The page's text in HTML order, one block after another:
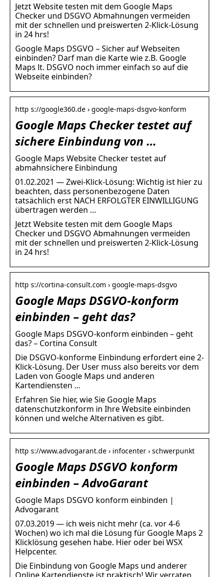
Jetzt Website testen mit dem Google Maps
Checker und DSGVO Abmahnungen vermeiden
mit der schnellen und preiswerten 2-Klick-Lösung
in 24 hrs!
Google Maps DSGVO – Sicher auf Webseiten
einbinden? Darf man die Karte wie z.B. Google
Maps lt. DSGVO noch immer einfach so auf die
Webseite einbinden?
http s://google360.de › google-maps-dsgvo-konform
Google Maps Checker testet auf
sichere Einbindung von …
Google Maps Website Checker testet auf
abmahnsichere Einbindung
01.02.2021 — Zwei-Klick-Lösung: Wichtig ist hier zu
beachten, dass personenbezogene Daten
tatsächlich erst NACH ERFOLGTER EINWILLIGUNG
übertragen werden …
Jetzt Website testen mit dem Google Maps
Checker und DSGVO Abmahnungen vermeiden
mit der schnellen und preiswerten 2-Klick-Lösung
in 24 hrs!
http s://cortina-consult.com › google-maps-dsgvo
Google Maps DSGVO-konform
einbinden – geht das?
Google Maps DSGVO-konform einbinden – geht
das? – Cortina Consult
Die DSGVO-konforme Einbindung erfordert eine 2-
Klick-Lösung. Der User muss also bereits vor dem
Laden von Google Maps und anderen
Kartendiensten …
Erfahren Sie hier, wie Sie Google Maps
datenschutzkonform in Ihre Website einbinden
können und welche Alternativen es gibt.
http s://www.advogarant.de › infocenter › schwerpunkt
Google Maps DSGVO konform
einbinden – AdvoGarant
Google Maps DSGVO konform einbinden |
Advogarant
07.03.2019 — ich weis nicht mehr (ca. vor 4-6
Wochen) wo ich mal die Lösung für Google Maps 2
Klicklösung gesehen habe. Hier oder bei WSX
Helpcenter.
Die Einbindung von Google Maps und anderer